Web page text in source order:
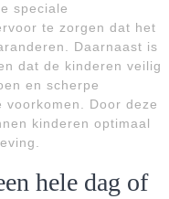
speciale
te zorgen dat het
Daarnaast is
dat de kinderen veilig
en scherpe
Door deze
kinderen optimaal
hele dag of